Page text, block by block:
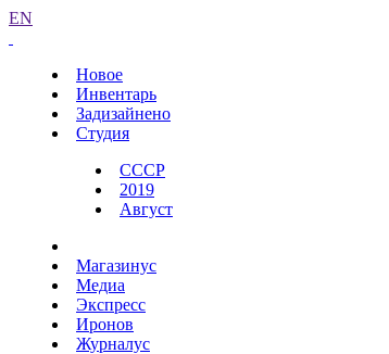
EN
Новое
Инвентарь
Задизайнено
Студия
СССР
2019
Август
Магазинус
Медиа
Экспресс
Иронов
Журналус